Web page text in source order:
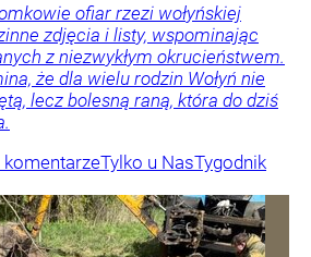
ofiar rzezi wołyńskiej
zdjęcia i listy, wspominając
z niezwykłym okrucieństwem.
że dla wielu rodzin Wołyń nie
lecz bolesną raną, która do dziś
komentarzeTylko u NasTygodnik